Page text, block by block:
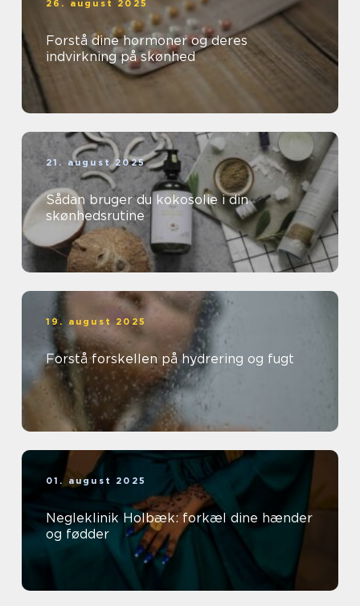
26. august 2025
Forstå dine hormoner og deres
indvirkning på skønhed
21. august 2025
Sådan bruger du kokosolie i din
skønhedsrutine
19. august 2025
Forstå forskellen på hydrering og fugt
01. august 2025
Negleklinik Holbæk: forkæl dine hænder
og fødder